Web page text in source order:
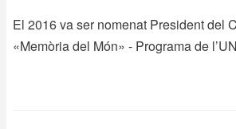
El 2016 va ser nomenat President del
«Memòria del Món» - Programa de